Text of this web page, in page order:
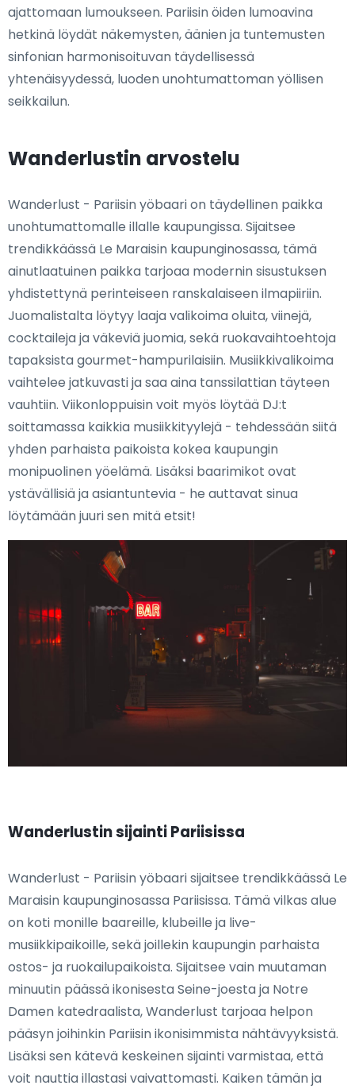
ajattomaan lumoukseen. Pariisin öiden lumoavina
hetkinä löydät näkemysten, äänien ja tuntemusten
sinfonian harmonisoituvan täydellisessä
yhtenäisyydessä, luoden unohtumattoman yöllisen
seikkailun.
Wanderlustin arvostelu
Wanderlust - Pariisin yöbaari on täydellinen paikka
unohtumattomalle illalle kaupungissa. Sijaitsee
trendikkäässä Le Maraisin kaupunginosassa, tämä
ainutlaatuinen paikka tarjoaa modernin sisustuksen
yhdistettynä perinteiseen ranskalaiseen ilmapiiriin.
Juomalistalta löytyy laaja valikoima oluita, viinejä,
cocktaileja ja väkeviä juomia, sekä ruokavaihtoehtoja
tapaksista gourmet-hampurilaisiin. Musiikkivalikoima
vaihtelee jatkuvasti ja saa aina tanssilattian täyteen
vauhtiin. Viikonloppuisin voit myös löytää DJ:t
soittamassa kaikkia musiikkityylejä - tehdessään siitä
yhden parhaista paikoista kokea kaupungin
monipuolinen yöelämä. Lisäksi baarimikot ovat
ystävällisiä ja asiantuntevia - he auttavat sinua
löytämään juuri sen mitä etsit!
Wanderlustin sijainti Pariisissa
Wanderlust - Pariisin yöbaari sijaitsee trendikkäässä Le
Maraisin kaupunginosassa Pariisissa. Tämä vilkas alue
on koti monille baareille, klubeille ja live-
musiikkipaikoille, sekä joillekin kaupungin parhaista
ostos- ja ruokailupaikoista. Sijaitsee vain muutaman
minuutin päässä ikonisesta Seine-joesta ja Notre
Damen katedraalista, Wanderlust tarjoaa helpon
pääsyn joihinkin Pariisin ikonisimmista nähtävyyksistä.
Lisäksi sen kätevä keskeinen sijainti varmistaa, että
voit nauttia illastasi vaivattomasti. Kaiken tämän ja